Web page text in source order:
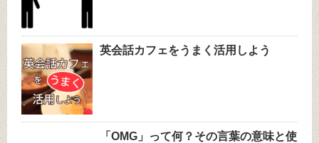
英会話カフェをうまく活用しよう
「OMG」って何？その言葉の意味と使